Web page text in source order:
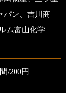
パン、吉川商
ム富山化学
/200円